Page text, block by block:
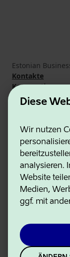
Diese
Wir nutzen
analysieren.
Website
Medien,
ggf. mit
Estonian
Kontakte
Cookie- und